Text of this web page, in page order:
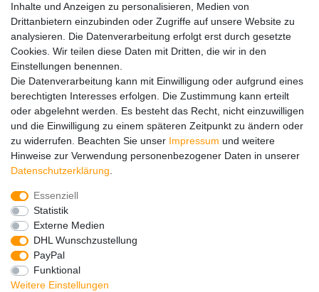
Service
Versandinfos
FAQ
Ersatzteile
Registrieren
Wir versenden mit
Impressum
Barrierefreiheitserklärung
Inhalte und Anzeigen zu personalisieren, Medien von
Drittanbietern einzubinden oder Zugriffe auf unsere Website zu
analysieren. Die Datenverarbeitung erfolgt erst durch gesetzte
Cookies. Wir teilen diese Daten mit Dritten, die wir in den
Einstellungen benennen.
Die Datenverarbeitung kann mit Einwilligung oder aufgrund eines
berechtigten Interesses erfolgen. Die Zustimmung kann erteilt
oder abgelehnt werden. Es besteht das Recht, nicht einzuwilligen
und die Einwilligung zu einem späteren Zeitpunkt zu ändern oder
zu widerrufen. Beachten Sie unser Impressum und weitere
Hinweise zur Verwendung personenbezogener Daten in unserer
Daten­schutz­erklärung
Essenziell
Statistik
Externe Medien
DHL Wunschzustellung
PayPal
Funktional
Weitere Einstellungen